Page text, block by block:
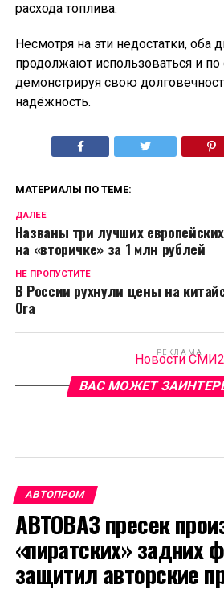
расхода топлива.
Несмотря на эти недостатки, оба
продолжают использоваться и по
демонстрируя свою
надёжность.
МАТЕРИАЛЫ ПО ТЕМЕ:
ДАЛЕЕ
Названы три лучших
на «вторичке» за 1 млн рублей
НЕ ПРОПУСТИТЕ
В России рухнули цены на
Ora
РЕКЛАМА
Новости СМИ2
ВАС МОЖЕТ
АВТОПРОМ
АВТОВАЗ пресек
«пиратских» задних
защитил авторские